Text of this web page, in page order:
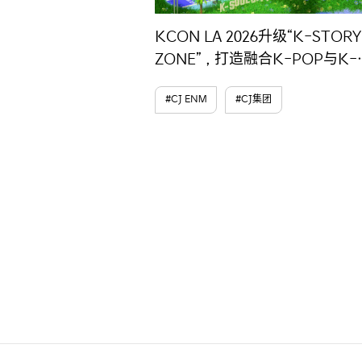
KCON LA 2026升级“K-STORY
ZONE”，打造融合K-POP与K-
#CJ ENM #CJ集团